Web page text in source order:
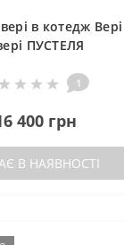
в котедж Вері
ПУСТЕЛЯ
1
400 грн
В НАЯВНОСТІ